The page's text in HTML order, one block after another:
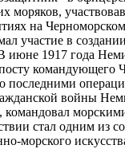
моряков,
на
участие в
июне 1917 года
командующего
последними
войны
командовал
стал одним из
морского